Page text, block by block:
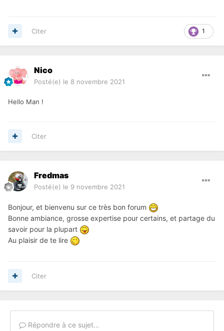
1
Citer
Nico
Posté(e) le 8 novembre 2021
Hello Man !
Citer
Fredmas
Posté(e) le 9 novembre 2021
Bonjour , et bienv enu sur ce très bon for um
Bonne ambiance, grosse expertise pour certains, et partage du
savoir pour la plupart
Au plaisir de te lire
Citer
Répondre à ce sujet…